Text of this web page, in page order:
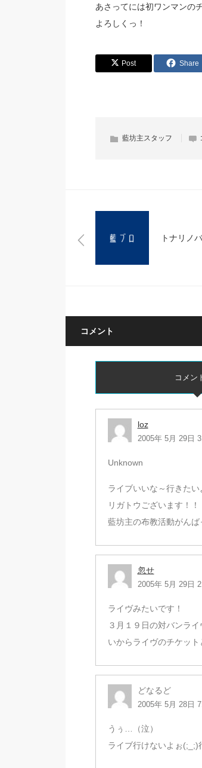
あさってには初ワンマンの
よろしくっ！
Post Share
藍坊主スタッフ
トナリノ
コメント
コメン
loz
2005年 5月 29日
Unknown
ライブいいな～行きた
リガトウございます！！
藍坊主の布教活動がん
忽せ
2005年 5月 29日
ライヴみたいです！
３月１９日の対バンラ
いからライヴのチケッ
どなるど
2005年 5月 28日
うぅ…（泣）
ライブ行けないよぉ(;_;)